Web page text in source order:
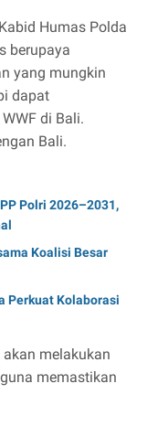
Humas Polda
berupaya
yang mungkin
dapat
di Bali.
Bali.
Polri 2026–2031,
Koalisi Besar
Perkuat Kolaborasi
melakukan
memastikan